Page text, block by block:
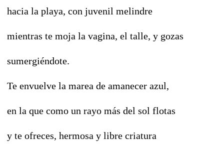
hacia la playa, con juvenil melindre
mientras te moja la vagina, el talle, y gozas
sumergiéndote.
Te envuelve la marea de amanecer azul,
en la que como un rayo más del sol flotas
y te ofreces, hermosa y libre criatura